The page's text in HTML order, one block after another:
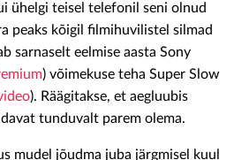
ühelgi teisel telefonil seni olnud
peaks kõigil filmihuvilistel silmad
sarnaselt eelmise aasta Sony
) võimekuse teha Super Slow
). Räägitakse, et aegluubis
tunduvalt parem olema.
mudel jõudma juba järgmisel kuul